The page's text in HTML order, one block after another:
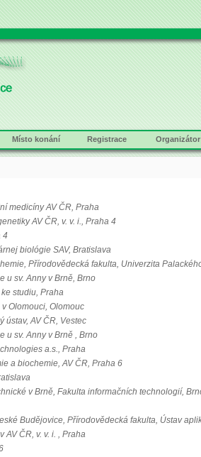
Místo konání Registrace Organizátor
medicíny AV ČR, Praha
AV ČR, v. v. i., Praha 4
4
biológie SAV, Bratislava
Přírodovědecká fakulta, Univerzita
u sv. Anny v Brně, Brno
studiu, Praha
Olomouci, Olomouc
ústav, AV ČR, Vestec
u sv. Anny v Brně , Brno
a.s., Praha
a biochemie, AV ČR, Praha 6
v Brně, Fakulta informačních technologií,
Budějovice, Přírodovědecká fakulta, Ústav
AV ČR, v. v. i. , Praha